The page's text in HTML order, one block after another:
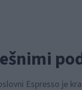
Espresso je